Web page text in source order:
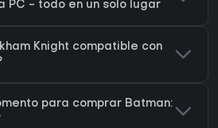
PC - todo en un solo lugar
Knight compatible con
para comprar Batman: